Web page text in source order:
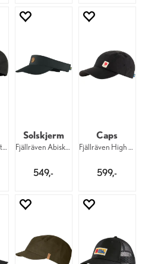
Fjällräven Bergtagen Cap 550
Solskjerm
Fjällräven Abisko Visor Cap 550
549,-
Caps
Fjällräven High Coast Wind Cap 550
599,-